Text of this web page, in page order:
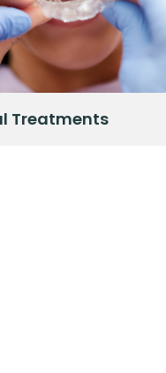
Treatments